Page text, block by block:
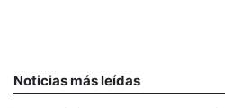
Noticias más leídas